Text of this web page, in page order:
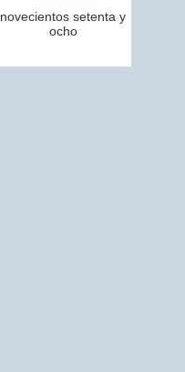
novecientos setenta y
ocho